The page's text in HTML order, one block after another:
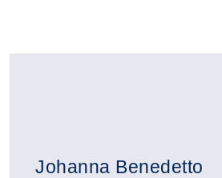
Johanna Benedetto